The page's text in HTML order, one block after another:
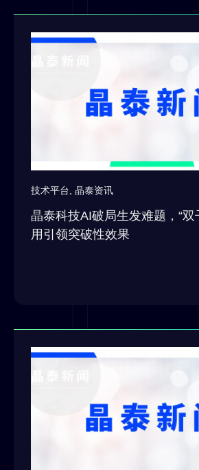
技术平台, 晶泰资讯
晶泰科技AI破局生发难题，“双
用引领突破性效果